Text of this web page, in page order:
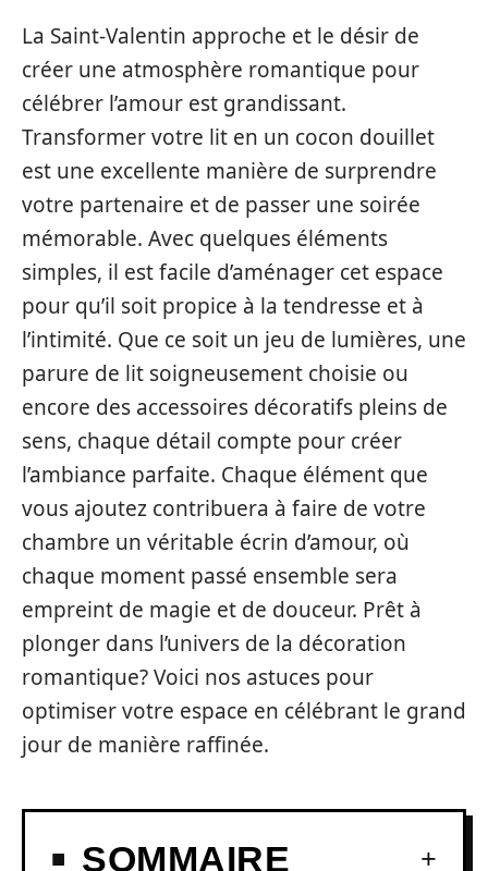
La Saint-Valentin approche et le désir de
créer une atmosphère romantique pour
célébrer l’amour est grandissant.
Transformer votre lit en un cocon douillet
est une excellente manière de surprendre
votre partenaire et de passer une soirée
mémorable. Avec quelques éléments
simples, il est facile d’aménager cet espace
pour qu’il soit propice à la tendresse et à
l’intimité. Que ce soit un jeu de lumières, une
parure de lit soigneusement choisie ou
encore des accessoires décoratifs pleins de
sens, chaque détail compte pour créer
l’ambiance parfaite. Chaque élément que
vous ajoutez contribuera à faire de votre
chambre un véritable écrin d’amour, où
chaque moment passé ensemble sera
empreint de magie et de douceur. Prêt à
plonger dans l’univers de la décoration
romantique? Voici nos astuces pour
optimiser votre espace en célébrant le grand
jour de manière raffinée.
SOMMAIRE